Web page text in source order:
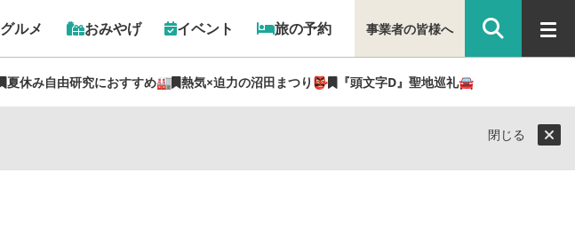
グルメ おみやげ イベント 旅の予約
夏休み自由研究におすすめ🏭 熱気×迫力の沼田まつり👺 『頭文字D』聖地巡礼🚘
事業者の皆様へ
閉じる